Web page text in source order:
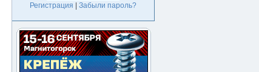
Регистрация Забыли пароль?